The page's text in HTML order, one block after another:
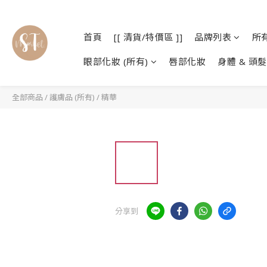
首頁 [[ 清貨/特價區 ]] 品牌列表 所
眼部化妝 (所有) 唇部化妝 身體 & 頭髮
全部商品 /護膚品 (所有) /精華
分享到